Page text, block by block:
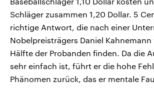
Schläger zusammen 1,20 Dollar. 5
richtige Antwort, die nach einer
Nobelpreisträgers Daniel
Hälfte der Probanden finden. Da die
sehr einfach ist, führt er die hohe
Phänomen zurück, das er mentale